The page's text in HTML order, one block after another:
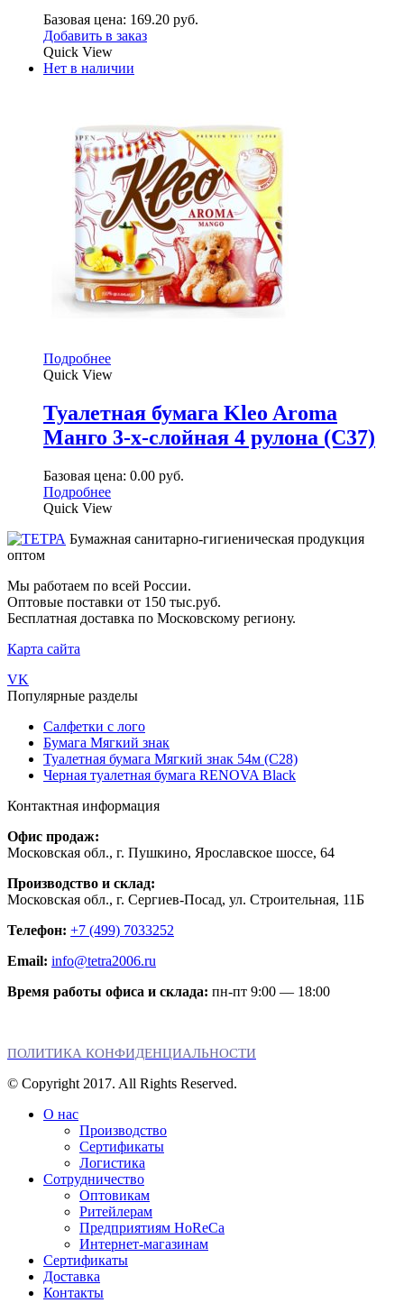
Базовая цена: 169.20 руб.
Добавить в заказ
Quick View
Нет в наличии
Подробнее
Quick View
Туалетная бумага Kleo Aroma
Манго 3-х-слойная 4 рулона (С37)
Базовая цена: 0.00 руб.
Подробнее
Quick View
Бумажная санитарно-гигиеническая продукция
оптом
Мы работаем по всей России.
Оптовые поставки от 150 тыс.руб.
Бесплатная доставка по Московскому региону.
Карта сайта
VK
Популярные разделы
Салфетки с лого
Бумага Мягкий знак
Туалетная бумага Мягкий знак 54м (С28)
Черная туалетная бумага RENOVA Black
Контактная информация
Офис продаж:
Московская обл., г. Пушкино, Ярославское шоссе, 64
Производство и склад:
Московская обл., г. Сергиев-Посад, ул. Строительная, 11Б
Телефон: +7 (499) 7033252
Email: info@tetra2006.ru
Время работы офиса и склада: пн-пт 9:00 — 18:00
ПОЛИТИКА КОНФИДЕНЦИАЛЬНОСТИ
© Copyright 2017. All Rights Reserved.
О нас
Производство
Сертификаты
Логистика
Сотрудничество
Оптовикам
Ритейлерам
Предприятиям HoReCa
Интернет-магазинам
Сертификаты
Доставка
Контакты